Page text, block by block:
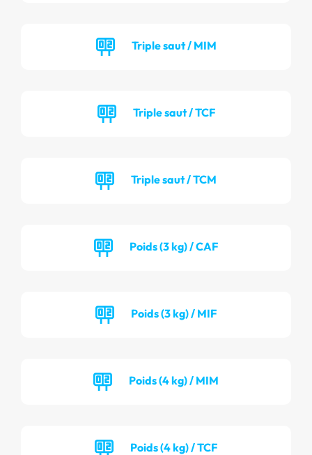
Triple saut / MIM
Triple saut / TCF
Triple saut / TCM
Poids (3 kg) / CAF
Poids (3 kg) / MIF
Poids (4 kg) / MIM
Poids (4 kg) / TCF